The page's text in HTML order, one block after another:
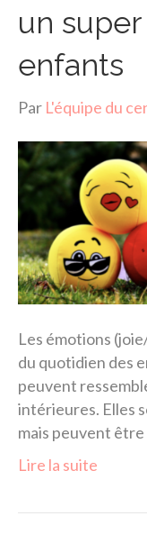
un
enfants
Par L'équipe du
Les émotions
du quotidien des
peuvent
intérieures. Elles
mais peuvent
Lire la suite